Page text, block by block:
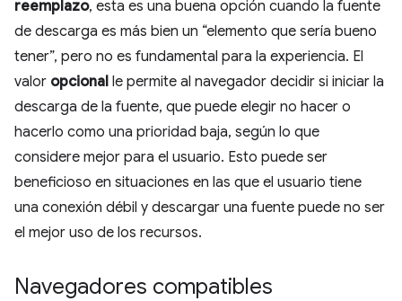
reemplazo, esta es una buena opción cuando la fuente
de descarga es más bien un “elemento que sería bueno
tener”, pero no es fundamental para la experiencia. El
valor opcional le permite al navegador decidir si iniciar la
descarga de la fuente, que puede elegir no hacer o
hacerlo como una prioridad baja, según lo que
considere mejor para el usuario. Esto puede ser
beneficioso en situaciones en las que el usuario tiene
una conexión débil y descargar una fuente puede no ser
el mejor uso de los recursos.
Navegadores compatibles